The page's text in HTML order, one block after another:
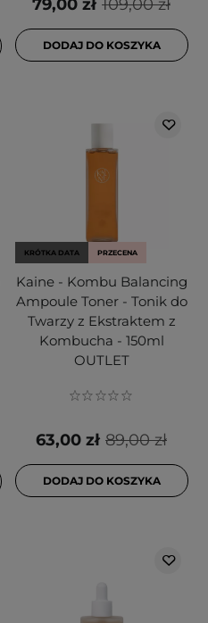
109,00 zł
79,00 zł
DODAJ DO KOSZYKA
KRÓTKA DATA PRZECENA
Kaine - Kombu Balancing
Ampoule Toner - Tonik do
Twarzy z Ekstraktem z
Kombucha - 150ml
OUTLET
89,00 zł
63,00 zł
DODAJ DO KOSZYKA